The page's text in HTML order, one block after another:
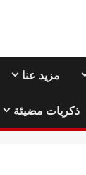
مزيد عنا
ذكريات مضيئة